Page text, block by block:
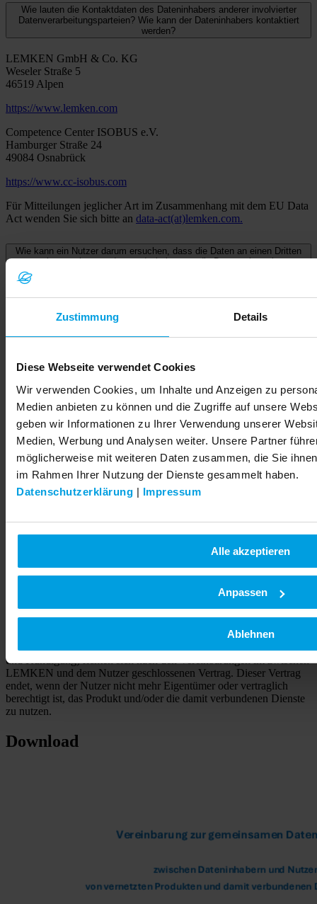
Zustimmung Details
Diese Webseite verwendet Cookies
Wir verwenden Cookies, um Inhalte und Anzeigen zu
Medien anbieten zu können und die Zugriffe auf unsere
geben wir Informationen zu Ihrer Verwendung unserer
Medien, Werbung und Analysen weiter. Unsere Partner
möglicherweise mit weiteren Daten zusammen, die Sie
im Rahmen Ihrer Nutzung der Dienste gesammelt haben.
Datenschutzerklärung | Impressum
Alle akzeptieren
Anpassen
Ablehnen
Wie lauten die Kontaktdaten des Dateninhabers anderer involvierter
Datenverarbeitungsparteien? Wie kann der Dateninhabers kontaktiert
werden?
LEMKEN GmbH & Co. KG
Weseler Straße 5
46519 Alpen
https://www.lemken.com
Competence Center ISOBUS e.V.
Hamburger Straße 24
49084 Osnabrück
https://www.cc-isobus.com
Für Mitteilungen jeglicher Art im Zusammenhang mit dem EU Data
Act wenden Sie sich bitte an data-act(at)lemken.com.
Wie kann ein Nutzer darum ersuchen, dass die Daten an einen Dritten
weitergegeben werden, und wie kann er die Datenweitergabe
Die Weitergabe von Daten erfolgt über den Agrirouter
https://agrirouter.com/). Im Agrirouter Portal kann die
Datenweitergabe auch jederzeit durch den Nutzer wieder beendet
werden.
Welche Beschwerdemöglichkeiten im Falle eines Verstoßes gegen den
Sie haben gem. Art. 37 Data Act das Recht, bei der in Deutschland
für die Überwachung der Einhaltung des Data Act zuständigen
Behörde Beschwerde wegen eines Verstoßes gegen eine der
Bestimmungen des Data Act einzulegen.
Sind in den o.g. Daten, die über das vernetzte Produkt zugänglich sind
oder die bei der Erbringung des verbundenen Dienstes generiert werden,
Geschäftsgeheimnisse enthalten?
sein, werden diese durch zusätzliche Maßnahmen geschützt und der
Nutzer wird entsprechend informiert.
Welche Vertragsdauer wurde zwischen dem Nutzer und LEMKEN
vereinbart und welche Möglichkeiten zur vorzeitigen Beendigung des
Vertrags gibt es?
Die Vertragsdauer sowie die Bedingungen (einschließlich Laufzeit
und Kündigung) richten sich nach den Vereinbarungen im zwischen
LEMKEN und dem Nutzer geschlossenen Vertrag. Dieser Vertrag
endet, wenn der Nutzer nicht mehr Eigentümer oder vertraglich
berechtigt ist, das Produkt und/oder die damit verbundenen Dienste
zu nutzen.
Download